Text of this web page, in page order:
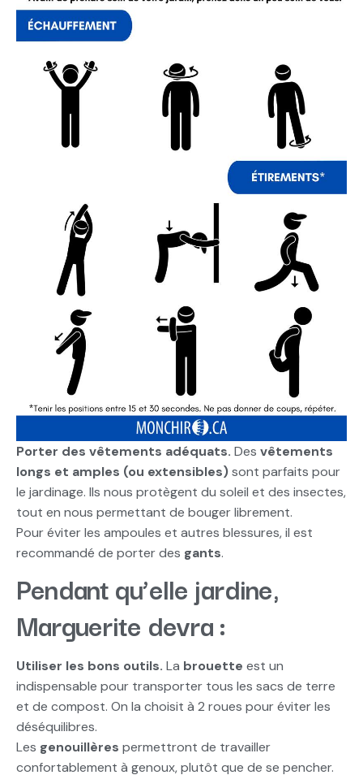
Porter des vêtements adéquats. Des vêtements
longs et amples (ou extensibles)sont parfaits pour
le jardinage. Ils nous protègent du soleil et des insectes,
tout en nous permettant de bouger librement.
Pour éviter les ampoules et autres blessures, il est
recommandé de porter des gants.
Pendant qu’elle jardine,
Marguerite devra :
Utiliser les bons outils. La brouette est un
indispensable pour transporter tous les sacs de terre
et de compost. On la choisit à 2 roues pour éviter les
déséquilibres.
Les genouillères permettront de travailler
confortablement à genoux, plutôt que de se pencher.